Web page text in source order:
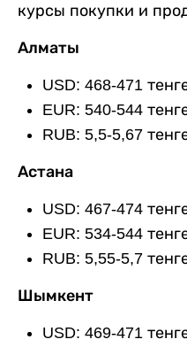
курсы покупки и
Алматы
USD: 468-471
EUR: 540-544
RUB: 5,5-5,67
Астана
USD: 467-474
EUR: 534-544
RUB: 5,55-5,7
Шымкент
USD: 469-471